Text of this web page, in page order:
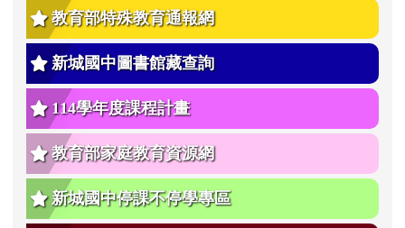
教育部特殊教育通報網
新城國中圖書館藏查詢
114學年度課程計畫
教育部家庭教育資源網
新城國中停課不停學專區